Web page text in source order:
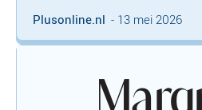
Plusonline.nl - 13 mei 2026